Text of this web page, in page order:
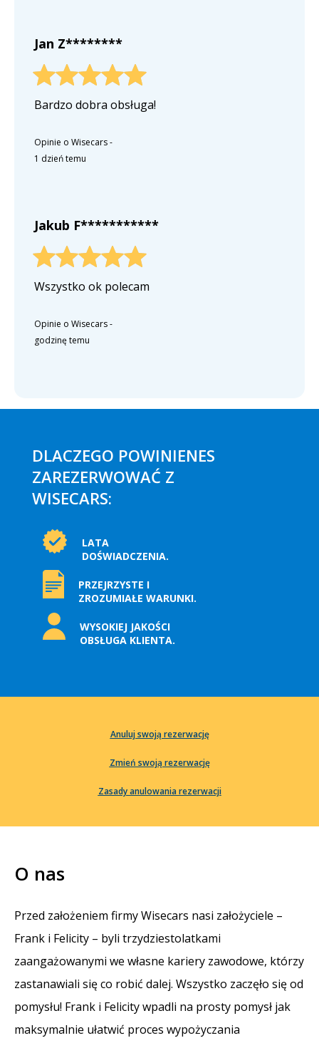
Jan Z********
Bardzo dobra obsługa!
Opinie o Wisecars-
1 dzień temu
Jakub F***********
Wszystko ok polecam
Opinie o Wisecars-
godzinę temu
DLACZEGO POWINIENES
ZAREZERWOWAĆ Z
WISECARS:
LATA
DOŚWIADCZENIA.
PRZEJRZYSTE I
ZROZUMIAŁE WARUNKI.
WYSOKIEJ JAKOŚCI
OBSŁUGA KLIENTA.
Anuluj swoją rezerwację
Zmień swoją rezerwację
Zasady anulowania rezerwacji
O nas
Przed założeniem firmy Wisecars nasi założyciele –
Frank i Felicity – byli trzydziestolatkami
zaangażowanymi we własne kariery zawodowe, którzy
zastanawiali się co robić dalej. Wszystko zaczęło się od
pomysłu! Frank i Felicity wpadli na prosty pomysł jak
maksymalnie ułatwić proces wypożyczania